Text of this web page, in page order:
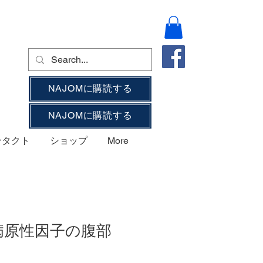
NAJOMに購読する
NAJOMに購読する
クト ショップ More
性因子の腹部